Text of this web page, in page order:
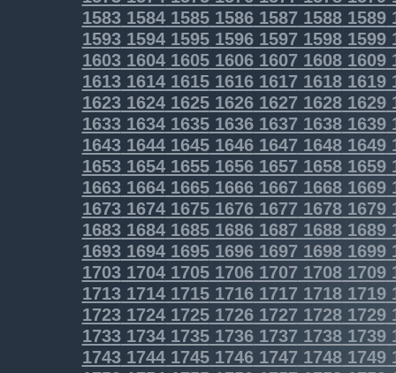
1583158415851586158715881589
1593159415951596159715981599
1603160416051606160716081609
1613161416151616161716181619
1623162416251626162716281629
1633163416351636163716381639
1643164416451646164716481649
1653165416551656165716581659
1663166416651666166716681669
1673167416751676167716781679
1683168416851686168716881689
16931694169516961697 16981699
17031704170517061707 17081709
1713171417151716171717181719
17231724172517261727 17281729
17331734173517361737 17381739
17431744174517461747 17481749